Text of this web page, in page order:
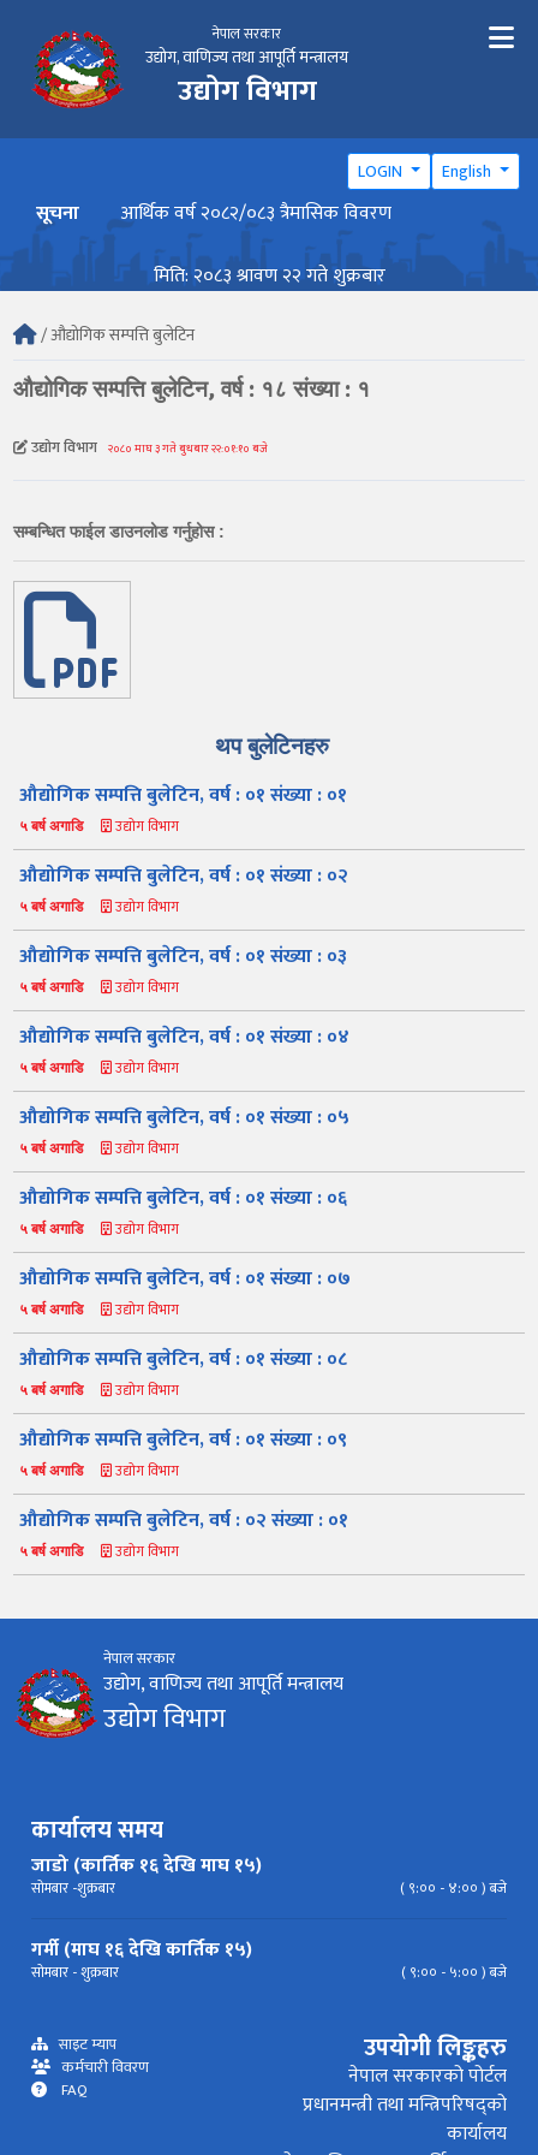
नेपाल सरकार
उद्योग, वाणिज्य तथा आपूर्ति मन्त्रालय
उद्योग विभाग
LOGIN English
सूचना आर्थिक वर्ष २०८२/०८३ त्रैमासिक विवरण
मिति: २०८३ श्रावण २२ गते शुक्रबार
/ औद्योगिक सम्पत्ति बुलेटिन
औद्योगिक सम्पत्ति बुलेटिन, वर्ष : १८ संख्या : १
उद्योग विभाग २०८० माघ ३ गते बुधबार २२:०१:१० बजे
सम्बन्धित फाईल डाउनलोड गर्नुहोस :
थप बुलेटिनहरु
औद्योगिक सम्पत्ति बुलेटिन, वर्ष : ०१ संख्या : ०१
५ बर्ष अगाडि उद्योग विभाग
औद्योगिक सम्पत्ति बुलेटिन, वर्ष : ०१ संख्या : ०२
५ बर्ष अगाडि उद्योग विभाग
औद्योगिक सम्पत्ति बुलेटिन, वर्ष : ०१ संख्या : ०३
५ बर्ष अगाडि उद्योग विभाग
औद्योगिक सम्पत्ति बुलेटिन, वर्ष : ०१ संख्या : ०४
५ बर्ष अगाडि उद्योग विभाग
औद्योगिक सम्पत्ति बुलेटिन, वर्ष : ०१ संख्या : ०५
५ बर्ष अगाडि उद्योग विभाग
औद्योगिक सम्पत्ति बुलेटिन, वर्ष : ०१ संख्या : ०६
५ बर्ष अगाडि उद्योग विभाग
औद्योगिक सम्पत्ति बुलेटिन, वर्ष : ०१ संख्या : ०७
५ बर्ष अगाडि उद्योग विभाग
औद्योगिक सम्पत्ति बुलेटिन, वर्ष : ०१ संख्या : ०८
५ बर्ष अगाडि उद्योग विभाग
औद्योगिक सम्पत्ति बुलेटिन, वर्ष : ०१ संख्या : ०९
५ बर्ष अगाडि उद्योग विभाग
औद्योगिक सम्पत्ति बुलेटिन, वर्ष : ०२ संख्या : ०१
५ बर्ष अगाडि उद्योग विभाग
सहायक । यहाँहरुलाई म कसरी सहायता गर्न सक्छु भनेर हेर्न कृपया बटनहरुमा
थिच्नुहोस्।
सूचना
मापदण्ड
नेपाल सरकार
उद्योग, वाणिज्य तथा आपूर्ति मन्त्रालय
उद्योग विभाग
कार्यालय समय
जाडो (कार्तिक १६ देखि माघ १५)
सोमबार -शुक्रबार ( ९:०० - ४:०० ) बजे
गर्मी (माघ १६ देखि कार्तिक १५)
सोमबार - शुक्रबार ( ९:०० - ५:०० ) बजे
साइट म्याप
कर्मचारी विवरण
FAQ
उपयोगी लिङ्कहरु
नेपाल सरकारको पोर्टल
प्रधानमन्त्री तथा मन्त्रिपरिषद्को
कार्यालय